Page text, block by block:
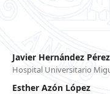
Javier Hernández Pérez
Hospital Universitario
Esther Azón López